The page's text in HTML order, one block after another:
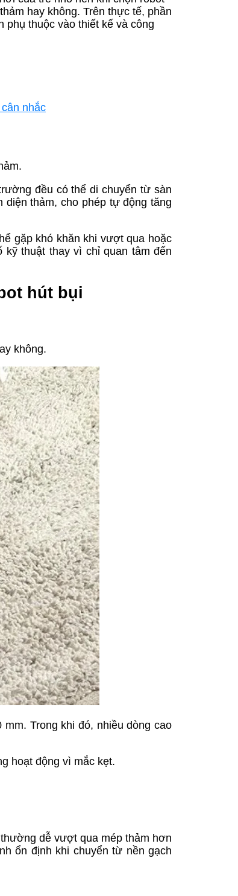
hay không. Trên thực tế, phần
phụ thuộc vào thiết kế và công
nhắc
đều có thể di chuyển từ sàn
thảm, cho phép tự động tăng
gặp khó khăn khi vượt qua hoặc
thuật thay vì chỉ quan tâm đến
hút bụi
không.
Trong khi đó, nhiều dòng cao
hoạt động vì mắc kẹt.
dễ vượt qua mép thảm hơn
ổn định khi chuyển từ nền gạch